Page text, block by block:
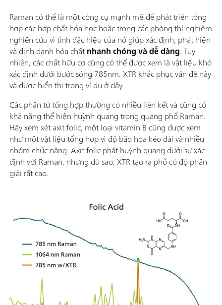
Raman có thể là một công cụ mạnh mẽ để phát triển tổng
hợp các hợp chất hóa học hoặc trong các phòng thí nghiệm
nghiên cứu vì tính đặc hiệu của nó giúp xác định, phát hiện
và định danh hóa chấtnhanh chóng và dễ dàng. Tuy
nhiên, các chất hữu cơ cũng có thể được xem là vật liệu khó
xác định dưới bước sóng 785nm. XTR khắc phục vấn đề này
và được hiển thị trong ví dụ ở đây.
Các phân tử tổng hợp thường có nhiều liên kết và cũng có
khả năng thể hiện huỳnh quang trong quang phổ Raman.
Hãy xem xét axit folic, một loại vitamin B cũng được xem
như một vật liệu tổng hợp vì độ bão hòa kéo dài và nhiều
nhóm chức năng. Axit folic phát huỳnh quang dưới sự xác
định vởi Raman, nhưng dù sao, XTR tạo ra phổ có độ phân
giải rất cao.